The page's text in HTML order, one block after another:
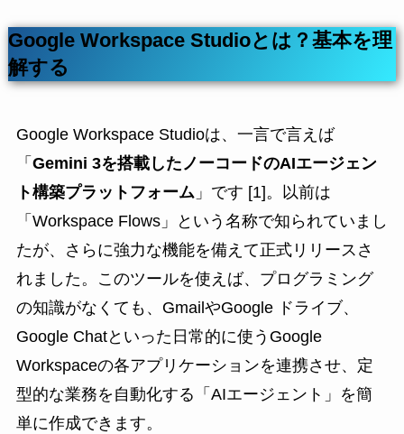
Google Workspace Studioとは？基本を理
解する
Google Workspace Studioは、一言で言えば
「 Gemini 3を搭載したノーコードのAIエージェン
ト構築プラットフォーム」です [1]。以前は
「Workspace Flows」という名称で知られていまし
たが、さらに強力な機能を備えて正式リリースさ
れました。このツールを使えば、プログラミング
の知識がなくても、GmailやGoogle ドライブ、
Google Chatといった日常的に使うGoogle
Workspaceの各アプリケーションを連携させ、定
型的な業務を自動化する「AIエージェント」を簡
単に作成できます。